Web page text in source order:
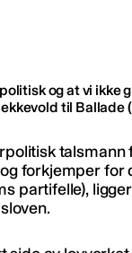
og at vi ikke
til Ballade
talsmann
forkjemper for
partifelle), ligger